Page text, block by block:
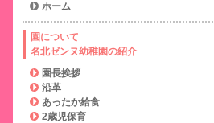
ホーム
園について
名北ゼンヌ幼稚園の紹介
園長挨拶
沿革
あったか給食
2歳児保育